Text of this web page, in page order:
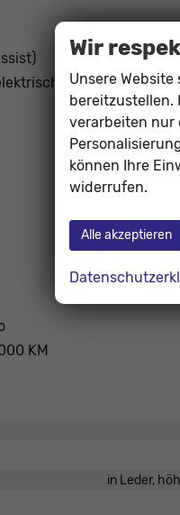
anklappbar
KM
in Leder,
Wir
Unsere
bereitzustellen.
verarbeiten nur
können Ihre
widerrufen.
Alle akzeptieren